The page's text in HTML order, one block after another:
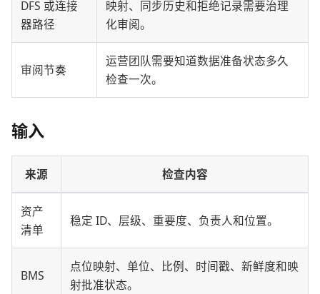
DFS 或连接
器路径
映射、同步历史和拒绝记录需要治理
化审阅。
审阅节奏
运营团队需要知道数据准备状态多久
检查一次。
输入
来源 检查内容
资产
清单
稳定 ID、层级、重要度、负责人和位置。
BMS
点位映射、单位、比例、时间戳、新鲜度和映
射批准状态。